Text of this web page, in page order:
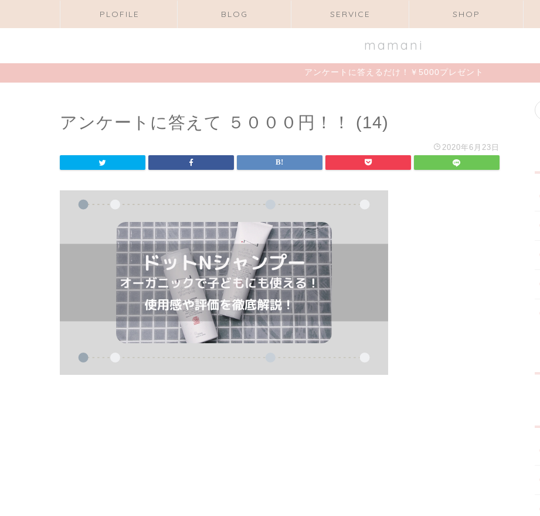
PLOFILE BLOG SERVICE SHOP
mamani
アンケートに答えるだけ！￥5000プレゼント
アンケートに答えて ５０００円！！ (14)
2020年6月23日